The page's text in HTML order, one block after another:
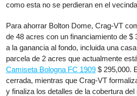
como esta no se perdieran en el
Para ahorrar Bolton Dome, Crag-VT
de 48 acres con un financiamiento de $
a la ganancia al fondo, incluida una
parcela de 2 acres que actualmente
Camiseta Bologna FC 1909 $ 295,000.
cerrada, mientras que Crag-VT
y finaliza los detalles de la cobertura